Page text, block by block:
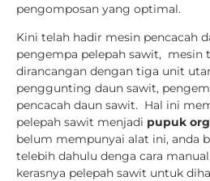
pengomposan yang optimal.
Kini telah hadir mesin pencacah
pengempa pelepah sawit, mesin
dirancangan dengan tiga unit
penggunting daun sawit,
pencacah daun sawit. Hal ini
pelepah sawit menjadi pupuk
belum mempunyai alat ini, anda
telebih dahulu denga cara
kerasnya pelepah sawit untuk